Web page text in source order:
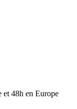
et 48h en Europe